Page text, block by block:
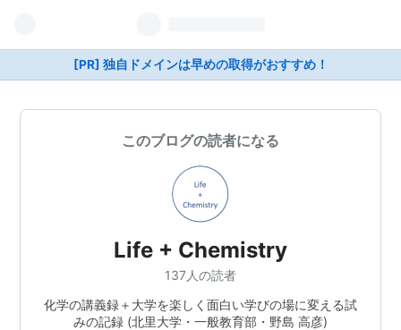
[PR] 独自ドメインは早めの取得がおすすめ！
このブログの読者になる
Life + Chemistry
137人の読者
化学の講義録＋大学を楽しく面白い学びの場に変える試
みの記録 (北里大学・一般教育部・野島 高彦)